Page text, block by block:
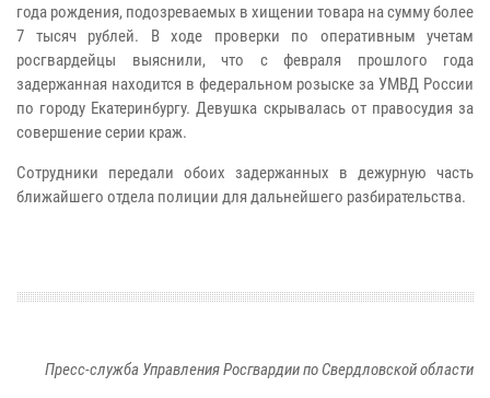
года рождения, подозреваемых в хищении товара на сумму более
7 тысяч рублей. В ходе проверки по оперативным учетам
росгвардейцы выяснили, что с февраля прошлого года
задержанная находится в федеральном розыске за УМВД России
по городу Екатеринбургу. Девушка скрывалась от правосудия за
совершение серии краж.
Сотрудники передали обоих задержанных в дежурную часть
ближайшего отдела полиции для дальнейшего разбирательства.
Пресс-служба Управления Росгвардии по Свердловской области